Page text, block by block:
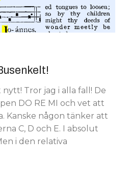
Tror jag i alla fall! De
DO RE MI och vet att
Kanske någon tänker att
C, D och E. I absolut
i den relativa